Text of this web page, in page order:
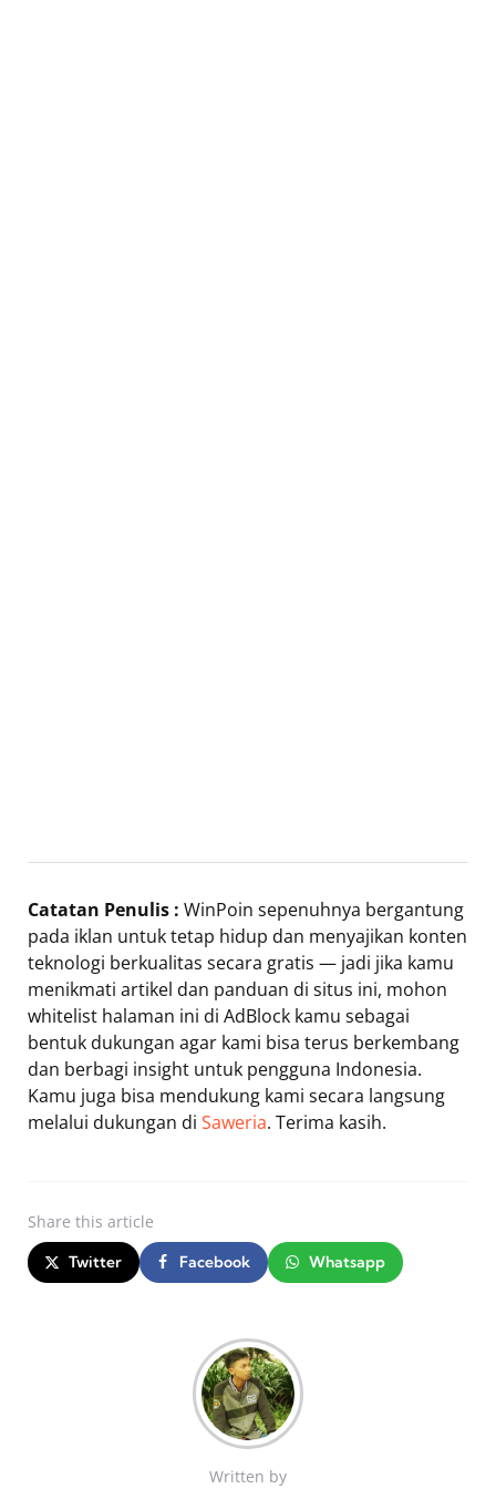
Catatan Penulis : WinPoin sepenuhnya bergantung
pada iklan untuk tetap hidup dan menyajikan konten
teknologi berkualitas secara gratis — jadi jika kamu
menikmati artikel dan panduan di situs ini, mohon
whitelist halaman ini di AdBlock kamu sebagai
bentuk dukungan agar kami bisa terus berkembang
dan berbagi insight untuk pengguna Indonesia.
Kamu juga bisa mendukung kami secara langsung
melalui dukungan di Saweria. Terima kasih.
Share this article
Twitter Facebook Whatsapp
Written by